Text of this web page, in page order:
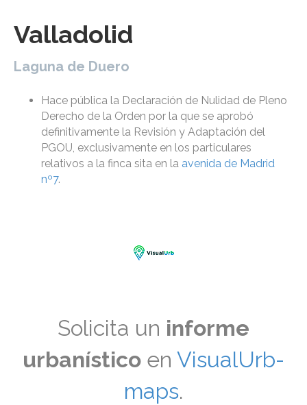
Valladolid
Laguna de Duero
Hace pública la Declaración de Nulidad de Pleno
Derecho de la Orden por la que se aprobó
definitivamente la Revisión y Adaptación del
PGOU, exclusivamente en los particulares
relativos a la finca sita en la avenida de Madrid
nº7.
Solicita un informe
urbanístico en VisualUrb-
maps.